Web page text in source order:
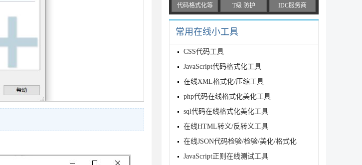
代码格式化等 T级 防护 IDC服务商
常用在线小工具
CSS代码工具
JavaScript代码格式化工具
在线XML格式化/压缩工具
php代码在线格式化美化工具
sql代码在线格式化美化工具
在线HTML转义/反转义工具
在线JSON代码检验/检验/美化/格式化
JavaScript正则在线测试工具